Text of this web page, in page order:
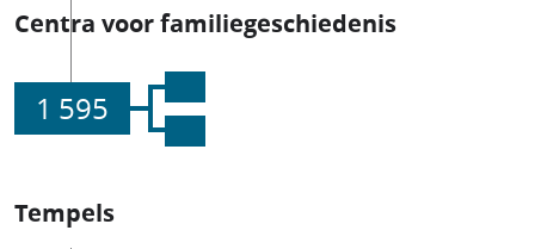
Centra voor familiegeschiedenis
1 595
Tempels